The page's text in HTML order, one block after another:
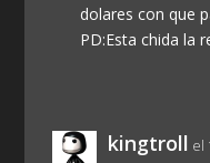
dolares con que
PD:Esta chida la
kingtroll el